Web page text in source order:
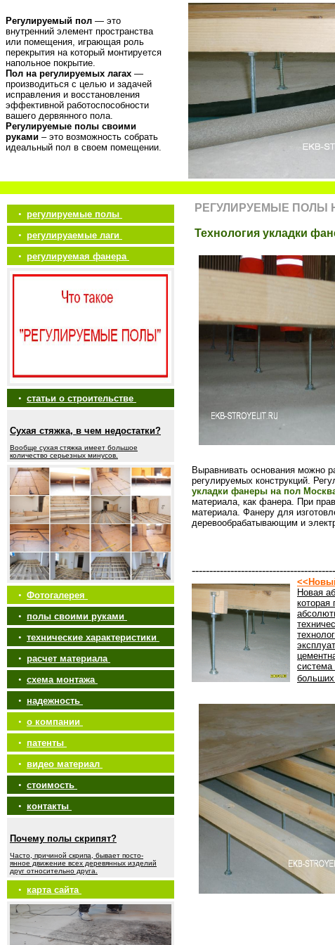
Регулируемый пол — это
внутренний элемент пространства
или помещения, играющая роль
перекрытия на который монтируется
напольное покрытие.
Пол на регулируемых лагах —
производиться с целью и задачей
исправления и восстановления
эффективной работоспособности
вашего дервянного пола.
Регулируемые полы своими
руками – это возможность собрать
идеальный пол в своем помещении.
• регулируемые полы
• регулируаемые лаги
• регулируемая фанера
• статьи о строительстве
Сухая стяжка, в чем недостатки?
Вообще сухая стяжка имеет большое
количество серьезных минусов.
• Фотогалерея
• полы своими руками
• технические характеристики
• расчет материала
• схема монтажа
• надежность
• о компании
• патенты
• видео материал
• стоимость
• контакты
Почему полы скрипят?
Часто, причиной скрипа, бывает посто-
янное движение всех деревянных изделий
друг относительно друга.
• карта сайта
РЕГУЛИРУЕМЫЕ ПОЛЫ
Технология укладки
Выравнивать основания можно
регулируемых конструкций.
укладки фанеры на пол
материала, как фанера. При
материала. Фанеру для
деревообрабатывающим и
Новая
которая
система
больших